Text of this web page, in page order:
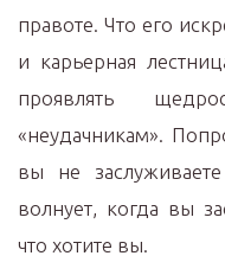
правоте. Что его
и карьерная
проявлять
«неудачникам».
вы не
волнует, когда вы
что хотите вы.